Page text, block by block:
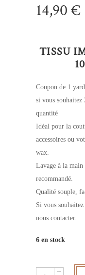
14,90€
TISSU
Coupon de 1
si vous
quantité
Idéal pour la
accessoires ou
wax.
Lavage à la main
recommandé.
Qualité souple,
Si vous
nous contacter.
6 en stock
Wax